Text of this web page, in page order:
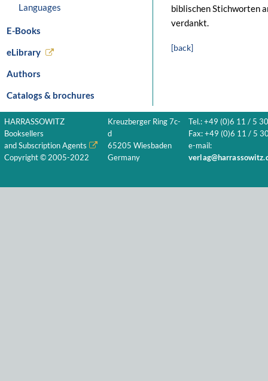
Languages
E-Books
eLibrary
Authors
Catalogs & brochures
biblischen Stichworten
verdankt.
[back]
HARRASSOWITZ
Booksellers
and Subscription Agents
Copyright © 2005-2022
Kreuzberger Ring 7c-
d
65205 Wiesbaden
Germany
Tel.: +49 (0)6 11 / 5
Fax: +49 (0)6 11 / 5
e-mail: